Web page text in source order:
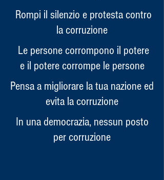
Rompi il silenzio e protesta contro
la corruzione
Le persone corrompono il potere
e il potere corrompe le persone
Pensa a migliorare la tua nazione ed
evita la corruzione
In una democrazia, nessun posto
per corruzione